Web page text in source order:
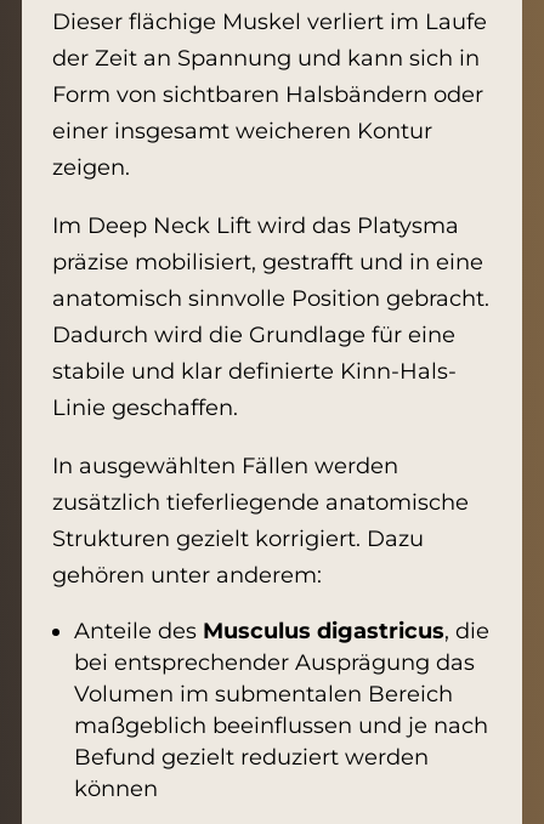
Dieser flächige Muskel verliert im Laufe
der Zeit an Spannung und kann sich in
Form von sichtbaren Halsbändern oder
einer insgesamt weicheren Kontur
zeigen.
Im Deep Neck Lift wird das Platysma
präzise mobilisiert, gestrafft und in eine
anatomisch sinnvolle Position gebracht.
Dadurch wird die Grundlage für eine
stabile und klar definierte Kinn-Hals-
Linie geschaffen.
In ausgewählten Fällen werden
zusätzlich tieferliegende anatomische
Strukturen gezielt korrigiert. Dazu
gehören unter anderem:
Anteile des Musculus digastricus, die
bei entsprechender Ausprägung das
Volumen im submentalen Bereich
maßgeblich beeinflussen und je nach
Befund gezielt reduziert werden
können